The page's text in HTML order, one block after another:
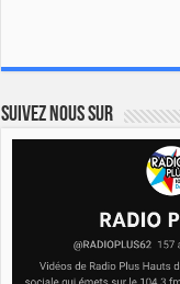
Suivez nous sur